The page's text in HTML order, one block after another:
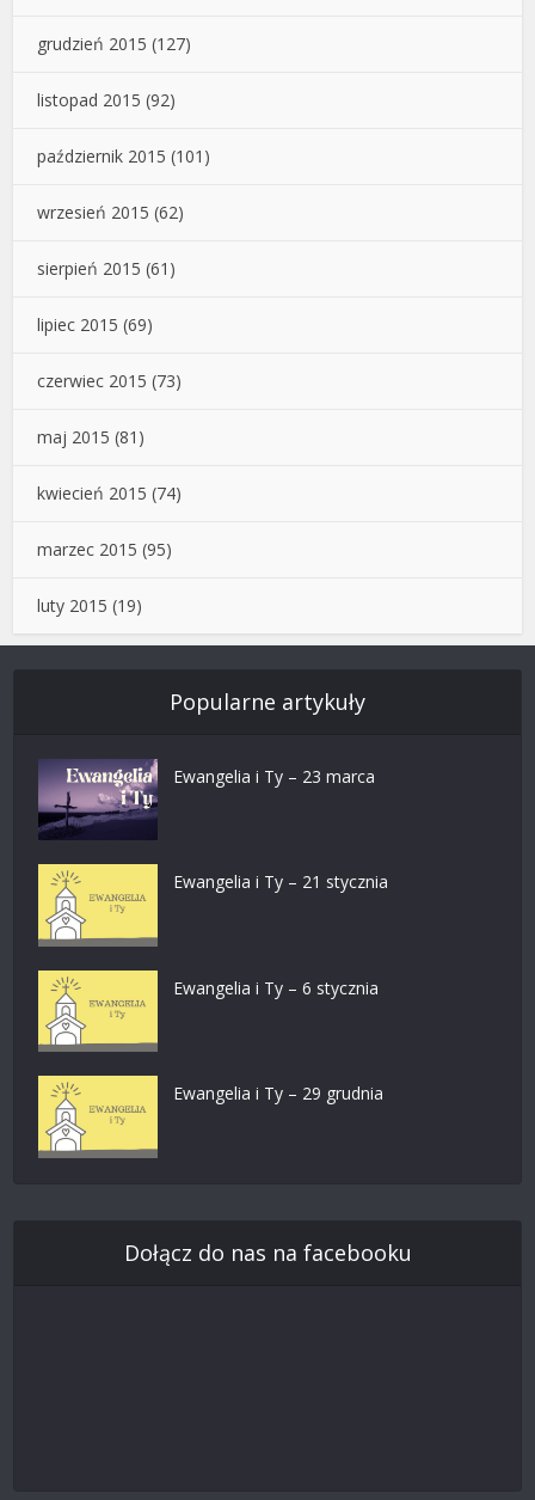
grudzień 2015 (127)
listopad 2015 (92)
październik 2015 (101)
wrzesień 2015 (62)
sierpień 2015 (61)
lipiec 2015 (69)
czerwiec 2015 (73)
maj 2015 (81)
kwiecień 2015 (74)
marzec 2015 (95)
luty 2015 (19)
Popularne artykuły
Ewangelia i Ty – 23 marca
Ewangelia i Ty – 21 stycznia
Ewangelia i Ty – 6 stycznia
Ewangelia i Ty – 29 grudnia
Dołącz do nas na facebooku